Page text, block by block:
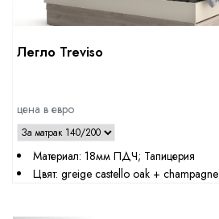
Легло Treviso
цена в евро
Материал: 18мм ПДЧ; Тапицерия
Цвят: greige castello oak + champagne